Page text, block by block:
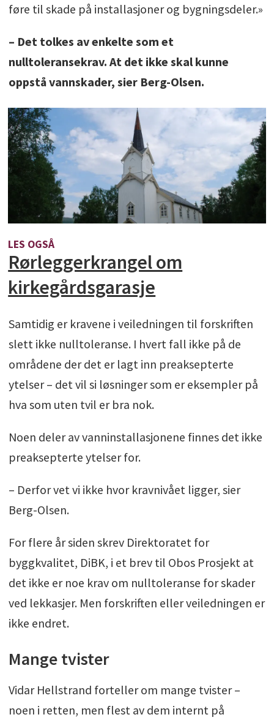
føre til skade på installasjoner og bygningsdeler.»
– Det tolkes av enkelte som et
nulltoleransekrav. At det ikke skal kunne
oppstå vannskader, sier Berg-Olsen.
LES OGSÅ
Rørleggerkrangel om
kirkegårdsgarasje
Samtidig er kravene i veiledningen til forskriften
slett ikke nulltoleranse. I hvert fall ikke på de
områdene der det er lagt inn preaksepterte
ytelser – det vil si løsninger som er eksempler på
hva som uten tvil er bra nok.
Noen deler av vanninstallasjonene finnes det ikke
preaksepterte ytelser for.
– Derfor vet vi ikke hvor kravnivået ligger, sier
Berg-Olsen.
For flere år siden skrev Direktoratet for
byggkvalitet, DiBK, i et brev til Obos Prosjekt at
det ikke er noe krav om nulltoleranse for skader
ved lekkasjer. Men forskriften eller veiledningen er
ikke endret.
Mange tvister
Vidar Hellstrand forteller om mange tvister –
noen i retten, men flest av dem internt på